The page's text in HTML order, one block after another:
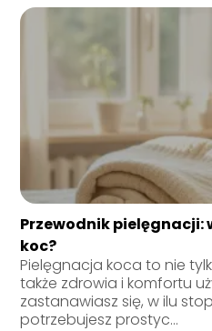
Przewodnik pielęgnacji:
koc?
Pielęgnacja koca to nie
także zdrowia i komfortu
zastanawiasz się, w ilu
potrzebujesz prostyc...